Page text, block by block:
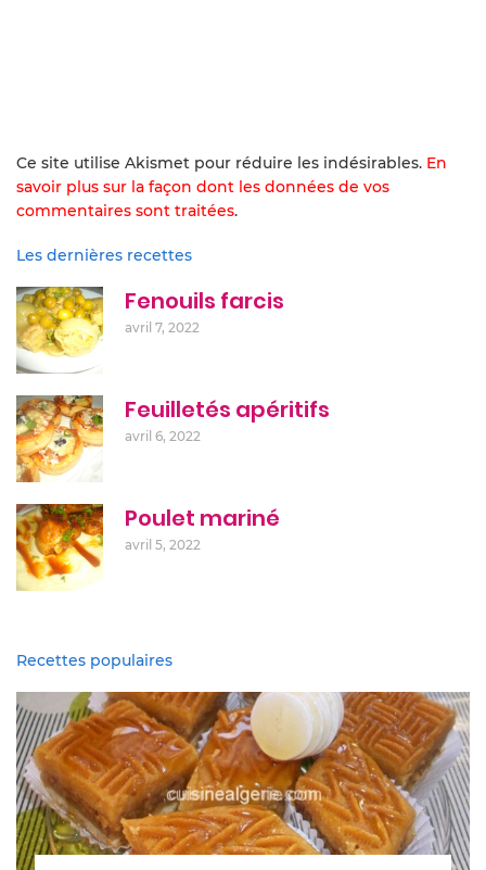
Ce site utilise Akismet pour réduire les indésirables. En
savoir plus sur la façon dont les données de vos
commentaires sont traitées.
Les dernières recettes
Fenouils farcis
avril 7, 2022
Feuilletés apéritifs
avril 6, 2022
Poulet mariné
avril 5, 2022
Recettes populaires